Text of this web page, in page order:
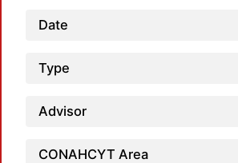
Date
Type
Advisor
CONAHCYT Area